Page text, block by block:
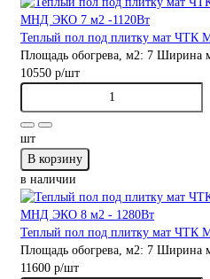
Теплый пол под плитку мат
Площадь обогрева, м2: 7 Ширина
10550 р/шт
шт
В корзину
в наличии
Теплый пол под плитку мат
Площадь обогрева, м2: 7 Ширина
11600 р/шт